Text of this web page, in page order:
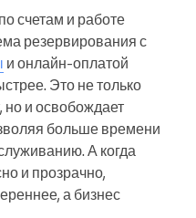
счетам и работе
резервирования с
и онлайн-оплатой
Это не только
но и освобождает
больше времени
А когда
и прозрачно,
а бизнес